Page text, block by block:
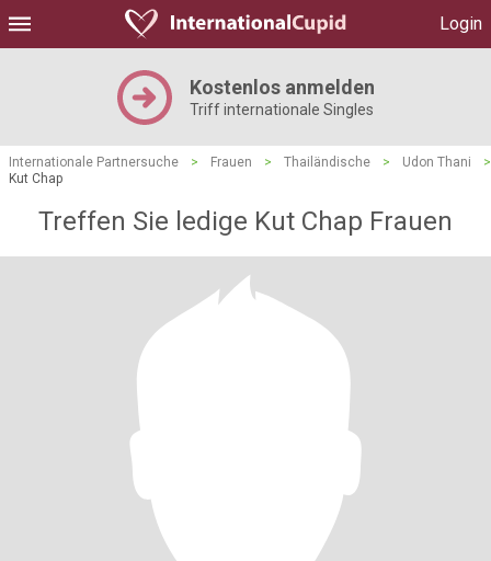
Login
Kostenlos anmelden
Triff internationale Singles
Internationale Partnersuche > Frauen > Thailändische > Udon Thani
>
Kut Chap
Treffen Sie ledige Kut Chap Frauen